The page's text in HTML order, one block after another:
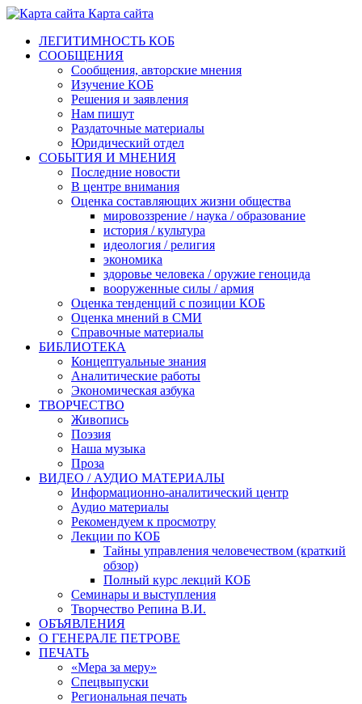
Карта сайта
ЛЕГИТИМНОСТЬ КОБ
СООБЩЕНИЯ
Сообщения, авторские мнения
Изучение КОБ
Решения и заявления
Нам пишут
Раздаточные материалы
Юридический отдел
СОБЫТИЯ И МНЕНИЯ
Последние новости
В центре внимания
Оценка составляющих жизни общества
мировоззрение / наука / образование
история / культура
идеология / религия
экономика
здоровье человека / оружие геноцида
вооруженные силы / армия
Оценка тенденций с позиции КОБ
Оценка мнений в СМИ
Справочные материалы
БИБЛИОТЕКА
Концептуальные знания
Аналитические работы
Экономическая азбука
ТВОРЧЕСТВО
Живопись
Поэзия
Наша музыка
Проза
ВИДЕО / АУДИО МАТЕРИАЛЫ
Информационно-аналитический центр
Аудио материалы
Рекомендуем к просмотру
Лекции по КОБ
Тайны управления человечеством (краткий
обзор)
Полный курс лекций КОБ
Семинары и выступления
Творчество Репина В.И.
ОБЪЯВЛЕНИЯ
О ГЕНЕРАЛЕ ПЕТРОВЕ
ПЕЧАТЬ
«Мера за меру»
Спецвыпуски
Региональная печать